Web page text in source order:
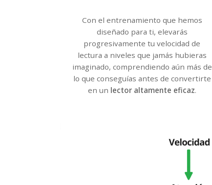
Con el entrenamiento que hemos
diseñado para ti, elevarás
progresivamente tu velocidad de
lectura a niveles que jamás hubieras
imaginado, comprendiendo aún más de
lo que conseguías antes de convertirte
en un lector altamente eficaz.